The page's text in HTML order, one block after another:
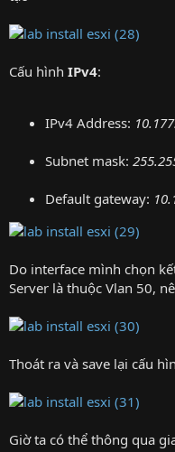
Cấu hình IPv4:
IPv4 Address:
Subnet mask:
Default gateway:
Do interface mình chọn
Server là thuộc Vlan 50,
Thoát ra và save lại cấu
Giờ ta có thể thông qua